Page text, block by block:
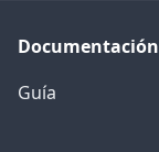
Documentación
Guía